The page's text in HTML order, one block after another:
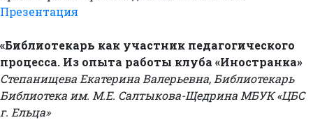
Презентация
«Библиотекарь как участник педагогического
процесса. Из опыта работы клуба «Иностранка»
Степанищева Екатерина Валерьевна, Библиотекарь
Библиотека им. М.Е. Салтыкова-Щедрина МБУК «ЦБС
г. Ельца»